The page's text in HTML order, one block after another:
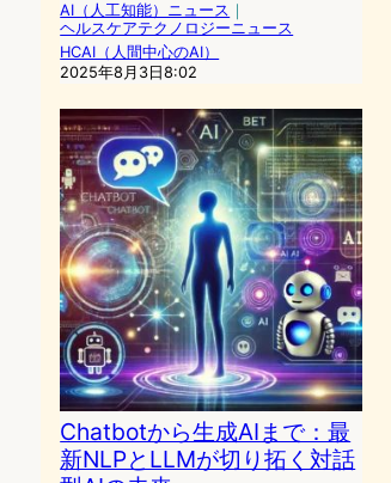
AI（人工知能）ニュース ｜
ヘルスケアテクノロジーニュース
HCAI（人間中心のAI）
2025年8月3日8:02
Chatbotから生成AIまで：最
新NLPとLLMが切り拓く対話